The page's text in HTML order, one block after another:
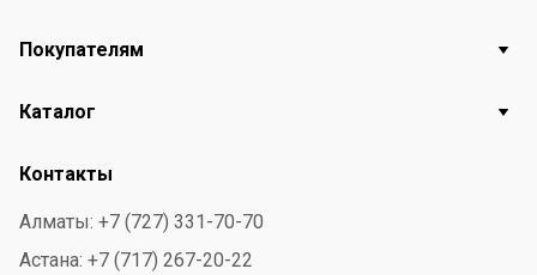
Покупателям
Каталог
Контакты
Алматы: +7 (727) 331-70-70
Астана: +7 (717) 267-20-22